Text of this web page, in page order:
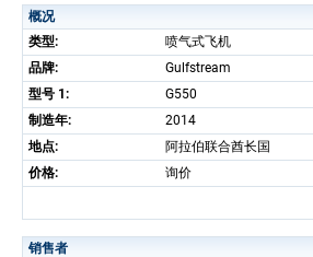
概况
类型:
喷气式飞机
品牌:
Gulfstream
型号 1:
G550
制造年:
2014
地点:
阿拉伯联合酋长国
价格:
询价
销售者